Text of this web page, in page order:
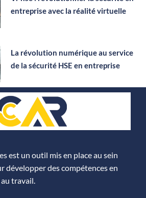
entreprise avec la réalité virtuelle
La révolution numérique au service
de la sécurité HSE en entreprise
est un outil mis en place au sein
développer des compétences en
travail.